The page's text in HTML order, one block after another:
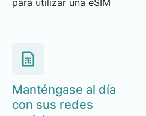
Manténgase al día
con sus redes